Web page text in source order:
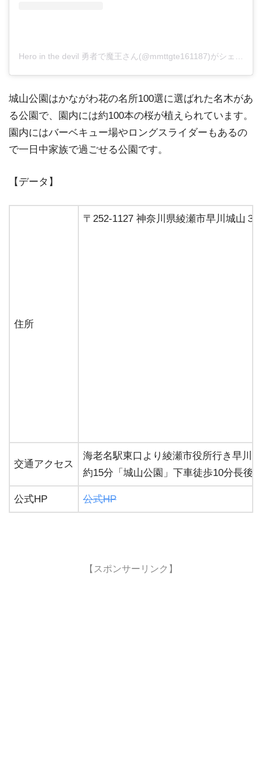
Hero in the devil 勇者で魔王さん(@mmttgte161187)がシェアした投稿
城山公園はかながわ花の名所100選に選ばれた名木があ
る公園で、園内には約100本の桜が植えられています。
園内にはバーベキュー場やロングスライダーもあるの
で一日中家族で過ごせる公園です。
【データ】
住所
〒252-1127 神奈川県綾瀬市早川城山３
交通アクセス
海老名駅東口より綾瀬市役所行き早川
約15分「城山公園」下車徒歩10分長後
公式HP 公式HP
【スポンサーリンク】